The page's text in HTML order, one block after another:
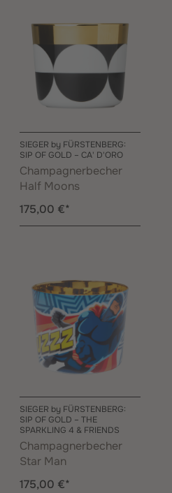
SIEGER by FÜRSTENBERG:
SIP OF GOLD – CA' D'ORO
Champagnerbecher
Half Moons
175,00 €*
SIEGER by FÜRSTENBERG:
SIP OF GOLD – THE
SPARKLING 4 & FRIENDS
Champagnerbecher
Star Man
175,00 €*